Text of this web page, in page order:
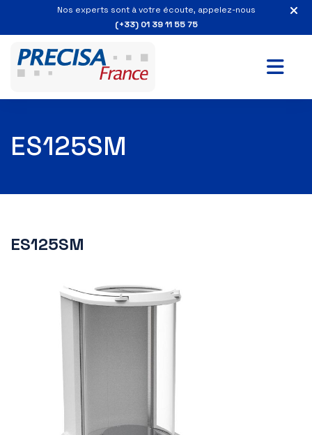
Nos experts sont à votre écoute, appelez-nous
(+33) 01 39 11 55 75
ES125SM
ES125SM